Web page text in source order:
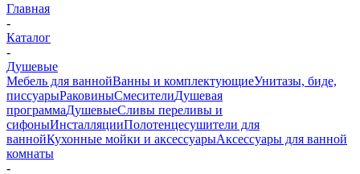
Главная
-
Каталог
-
Душевые
Мебель для ваннойВанны и комплектующиеУнитазы, биде,
писсуарыРаковиныСмесителиДушевая
программаДушевыеСливы переливы и
сифоныИнсталляцииПолотенцесушители для
ваннойКухонные мойки и аксессуарыАксессуары для ванной
комнаты
-